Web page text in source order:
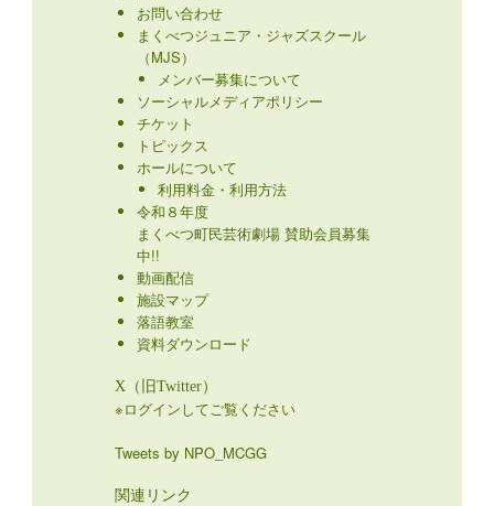
お問い合わせ
まくべつジュニア・ジャズスクール
（MJS）
メンバー募集について
ソーシャルメディアポリシー
チケット
トピックス
ホールについて
利用料金・利用方法
令和８年度
まくべつ町民芸術劇場 賛助会員募集
中!!
動画配信
施設マップ
落語教室
資料ダウンロード
X（旧Twitter）
※ログインしてご覧ください
Tweets by NPO_MCGG
関連リンク